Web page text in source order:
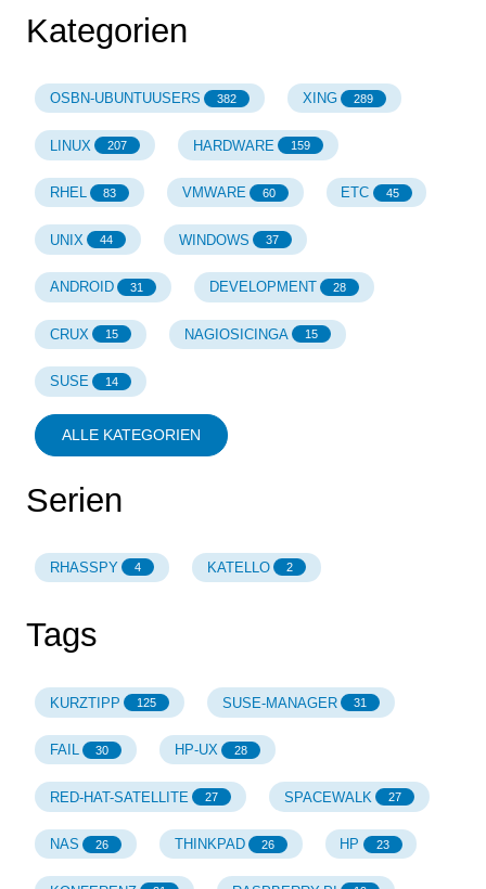
Kategorien
OSBN-UBUNTUUSERS 382 XING 289
LINUX 207 HARDWARE 159
RHEL 83 VMWARE 60 ETC 45
UNIX 44 WINDOWS 37
ANDROID 31 DEVELOPMENT 28
CRUX 15 NAGIOSICINGA 15
SUSE 14
ALLE KATEGORIEN
Serien
RHASSPY 4 KATELLO 2
Tags
KURZTIPP 125 SUSE-MANAGER 31
FAIL 30 HP-UX 28
RED-HAT-SATELLITE 27 SPACEWALK 27
NAS 26 THINKPAD 26 HP 23